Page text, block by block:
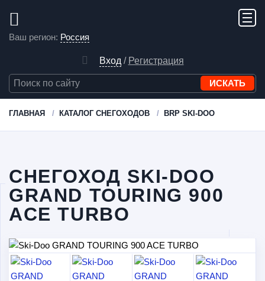
Ваш регион: Россия
Вход / Регистрация
ГЛАВНАЯ КАТАЛОГ СНЕГОХОДОВ BRP SKI-DOO
СНЕГОХОД SKI-DOO
GRAND TOURING 900
ACE TURBO